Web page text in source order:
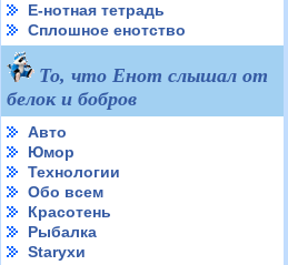
Е-нотная тетрадь
Сплошное енотство
То, что Енот слышал от
белок и бобров
Авто
Юмор
Технологии
Обо всем
Красотень
Рыбалка
Starухи